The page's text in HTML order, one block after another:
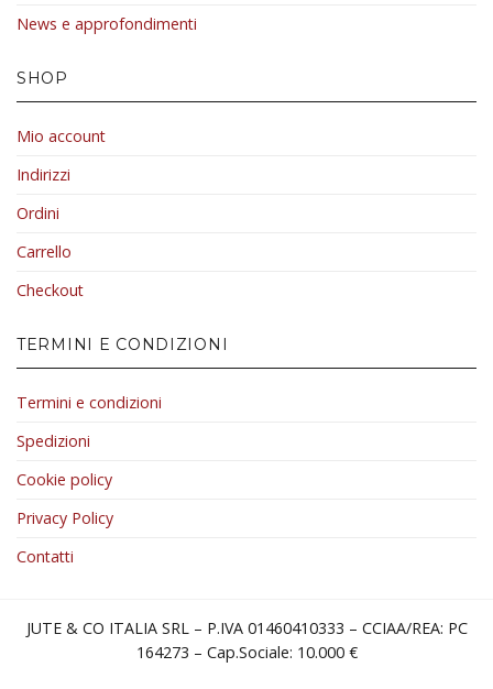
News e approfondimenti
SHOP
Mio account
Indirizzi
Ordini
Carrello
Checkout
TERMINI E CONDIZIONI
Termini e condizioni
Spedizioni
Cookie policy
Privacy Policy
Contatti
JUTE & CO ITALIA SRL – P.IVA 01460410333 – CCIAA/REA: PC
164273 – Cap.Sociale: 10.000 €